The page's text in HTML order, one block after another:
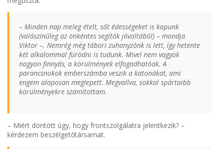
– Minden nap meleg ételt, sőt édességeket is kapunk
(valószínűleg az önkéntes segítők jóvoltából) – mondja
Viktor –. Nemrég még tábori zuhanyzónk is lett, így hetente
két alkalommal fürödni is tudunk. Mivel nem vagyok
nagyon finnyás, a körülmények elfogadhatóak. A
parancsnokok emberszámba veszik a katonákat, ami
engem alaposan meglepett. Megvallva, sokkal spártaibb
körülményekre számítottam.
– Miért döntött úgy, hogy frontszolgálatra jelentkezik? –
kérdezem beszélgetőtársamat.